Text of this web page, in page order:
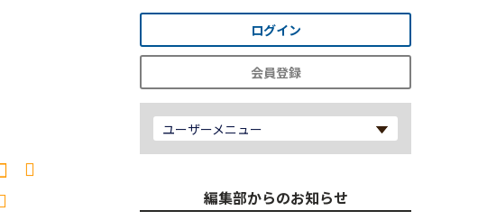
ログイン
会員登録
ユーザーメニュー
編集部からのお知らせ